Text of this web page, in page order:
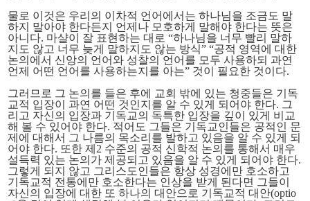
물로 이것은 우리의 이차적 언어에서는 하나님을 조금도 말
하지 말아야 한다든지 언제나 모호하게 말해야 한다는 뜻은
아니다. 마샬이 잘 표현하는 대로 “하나님을 너무 빨리 말하
지도 않고 너무 늦게 말하지도 않는 방식” “공적 영역에 대한
논의에서 신앙의 언어와 성찰의 언어를 모두 사용하되 과연
언제 어떤 언어를 사용하는지를 아는” 것이 필요한 것이다.
그러므로 그 논의를 들은 후에
교회 밖에 있는 청중들은 기독
교적 입장이 과연 어떤 것인지를 알 수 있게 되어야 한다. 그
리고 자신의 입장과 기독교의 독특한 입장을 깊이 있게 비교
해 볼 수 있어야 한다. 적어도 그들은 기독교인들은 공적인 문
제에 대해서 그 나름의 목소리를 발하고 있음을 알 수 있게 되
어야 한다. 또한 제2 수준의 공적 신학적 논의를 통해서 매우
설득력 있는 논의가 제공되고 있음을 알 수 있게 되어야 한다.
그렇게 되지 않고 그리스도인들은 항상 성경에만 호소하고
기독교적 전통에만 호소한다는 인상을 받게 된다면 그들이
자신의 입장에 대한 또 하나의 대안으로 기독교적 대안(optio